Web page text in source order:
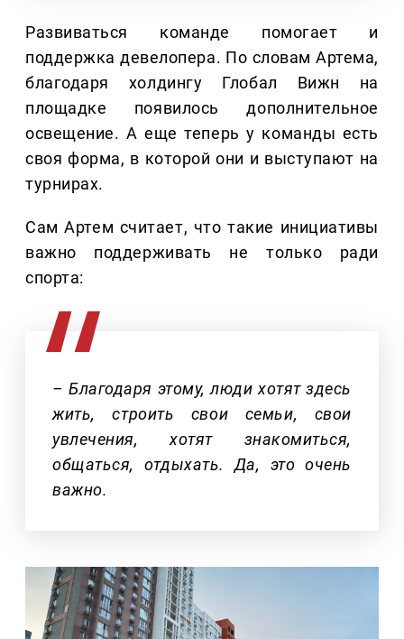
Развиваться команде помогает и
поддержка девелопера. По словам Артема,
благодаря холдингу Глобал Вижн на
площадке появилось дополнительное
освещение. А еще теперь у команды есть
своя форма, в которой они и выступают на
турнирах.
Сам Артем считает, что такие инициативы
важно поддерживать не только ради
спорта:
– Благодаря этому, люди хотят здесь
жить, строить свои семьи, свои
увлечения, хотят знакомиться,
общаться, отдыхать. Да, это очень
важно.